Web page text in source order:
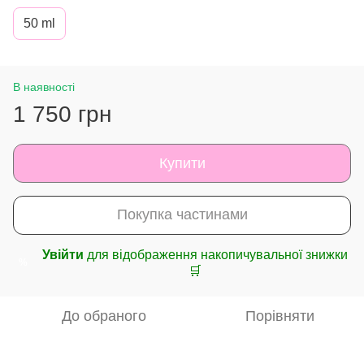
50 ml
В наявності
1 750 грн
Купити
Покупка частинами
Увійти для відображення накопичувальної знижки
🛒
До обраного Порівняти